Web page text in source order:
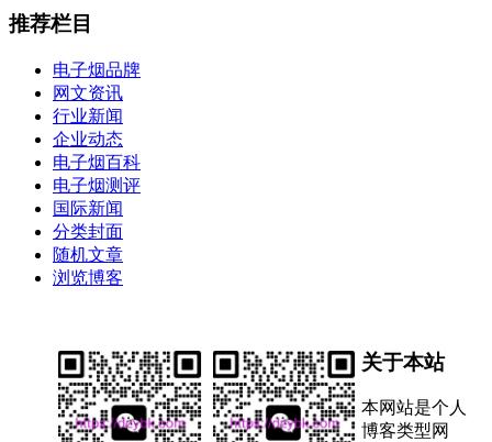
推荐栏目
电子烟品牌
网文资讯
行业新闻
企业动态
电子烟百科
电子烟测评
国际新闻
分类封面
随机文章
浏览博客
关于本站
本网站是个人
博客类型网